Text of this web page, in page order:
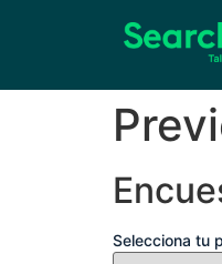
Selecciona tu